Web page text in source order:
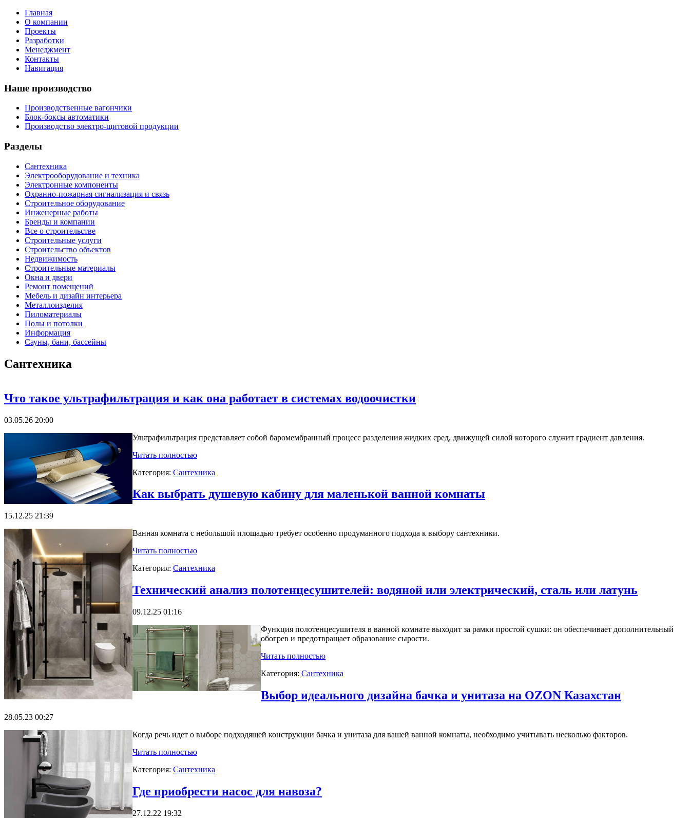
Главная
О компании
Проекты
Разработки
Менеджмент
Контакты
Навигация
Наше производство
Производственные вагончики
Блок-боксы автоматики
Производство электро-щитовой продукции
Разделы
Сантехника
Электрооборудование и техника
Электронные компоненты
Охранно-пожарная сигнализация и связь
Строительное оборудование
Инженерные работы
Бренды и компании
Все о строительстве
Строительные услуги
Строительство объектов
Недвижимость
Строительные материалы
Окна и двери
Ремонт помещений
Мебель и дизайн интерьера
Металлоизделия
Пиломатериалы
Полы и потолки
Информация
Сауны, бани, бассейны
Сантехника
Что такое ультрафильтрация и как она работает в системах водоочистки
03.05.26 20:00
Ультрафильтрация представляет собой баромембранный процесс разделения жидких сред, движущей силой которого служит градиент давления.
Читать полностью
Категория: Сантехника
Как выбрать душевую кабину для маленькой ванной комнаты
15.12.25 21:39
Ванная комната с небольшой площадью требует особенно продуманного подхода к выбору сантехники.
Читать полностью
Категория: Сантехника
Технический анализ полотенцесушителей: водяной или электрический, сталь или латунь
09.12.25 01:16
Функция полотенцесушителя в ванной комнате выходит за рамки простой сушки: он обеспечивает дополнительный
обогрев и предотвращает образование сырости.
Читать полностью
Категория: Сантехника
Выбор идеального дизайна бачка и унитаза на OZON Казахстан
28.05.23 00:27
Когда речь идет о выборе подходящей конструкции бачка и унитаза для вашей ванной комнаты, необходимо учитывать несколько факторов.
Читать полностью
Категория: Сантехника
Где приобрести насос для навоза?
27.12.22 19:32